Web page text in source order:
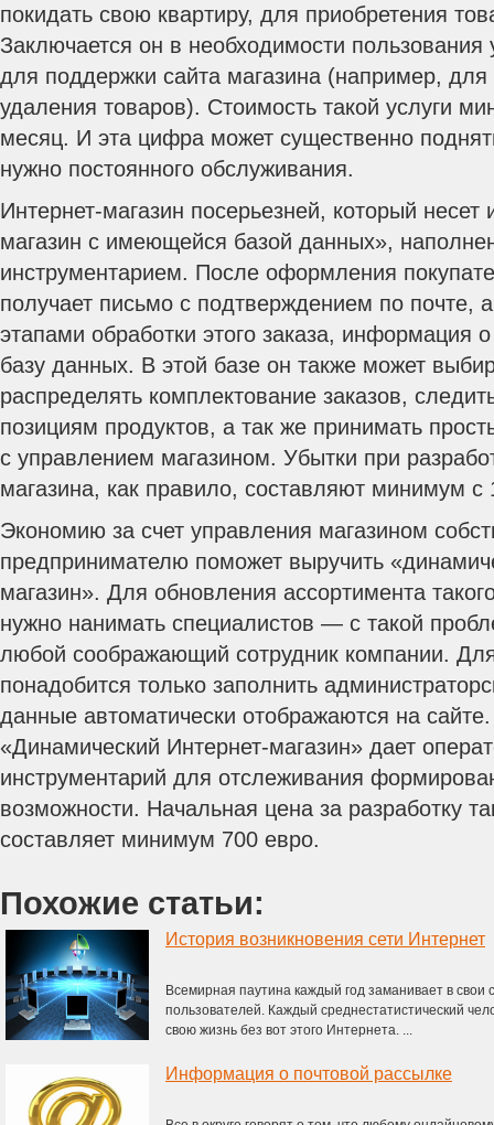
покидать свою квартиру, для приобретения
Заключается он в необходимости пользования
для поддержки сайта магазина (например,
удаления товаров). Стоимость такой услуги
месяц. И эта цифра может существенно
нужно постоянного обслуживания.
Интернет-магазин посерьезней, который
магазин с имеющейся базой данных»,
инструментарием. После оформления
получает письмо с подтверждением по почте,
этапами обработки этого заказа, информация
базу данных. В этой базе он также может
распределять комплектование заказов,
позициям продуктов, а так же принимать
с управлением магазином. Убытки при
магазина, как правило, составляют минимум с
Экономию за счет управления магазином
предпринимателю поможет выручить
магазин». Для обновления ассортимента
нужно нанимать специалистов — с такой
любой соображающий сотрудник компании.
понадобится только заполнить
данные автоматически отображаются на
«Динамический Интернет-магазин» дает
инструментарий для отслеживания
возможности. Начальная цена за разработку
составляет минимум 700 евро.
Похожие статьи:
История возникновения сети Интернет
Всемирная паутина каждый год заманивает в свои
пользователей. Каждый среднестатистический
свою жизнь без вот этого Интернета. ...
Информация о почтовой рассылке